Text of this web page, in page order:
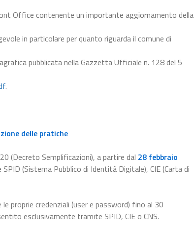
Office contenente un importante aggiornamento della
in particolare per quanto riguarda il comune di
pubblicata nella Gazzetta Ufficiale n. 128 del 5
.
delle pratiche
(Decreto Semplificazioni), a partire dal 28 febbraio
(Sistema Pubblico di Identità Digitale), CIE (Carta di
proprie credenziali (user e password) fino al 30
esclusivamente tramite SPID, CIE o CNS.